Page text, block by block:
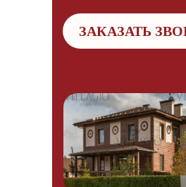
ЗАКАЗАТЬ